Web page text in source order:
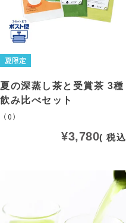
夏限定
夏の深蒸し茶と受賞茶 3種
飲み比べセット
（0）
¥3,780 税込